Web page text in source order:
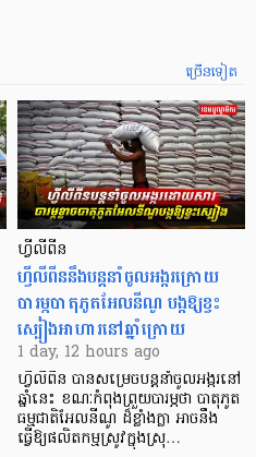
ច្រើនទៀត
ហ្វីលីពីន
ហ្វីលីពីននឹងបន្តនាំចូលអង្ករក្រោយ
បារម្ភបាតុភូតអែលនីណូ បង្កឱ្យខ្វះ
ស្បៀងអាហារនៅឆ្នាំក្រោយ
1 day, 12 hours ago
ហ្វីលីពីន បាន​សម្រេចបន្តនាំចូលអង្ករនៅ
ឆ្នាំនេះ ខណៈកំពុងព្រួយបារម្ភថា បាតុភូត
ធម្មជាតិអែលនីណូ ដ៏ខ្លាំងក្លា​ អាចនឹង
ធ្វើឱ្យផលិតកម្មស្រូវក្នុងស្រុ…